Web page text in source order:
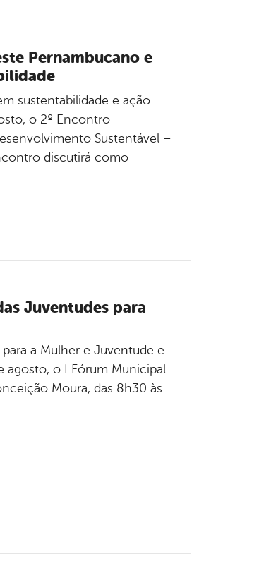
Pernambucano e
sustentabilidade e ação
o 2º Encontro
Sustentável –
discutirá como
Juventudes para
a Mulher e Juventude e
agosto, o I Fórum Municipal
Moura, das 8h30 às